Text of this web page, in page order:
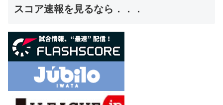
スコア速報を見るなら．．．